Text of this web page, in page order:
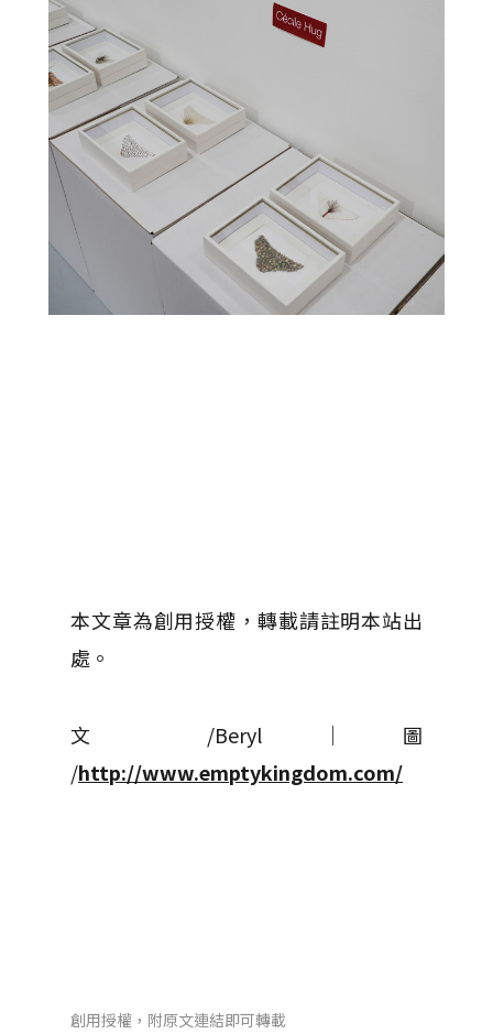
本文章為創用授權，轉載請註明本站出
處。
文 /Beryl │ 圖
/http://www.emptykingdom.com/
創用授權，附原文連結即可轉載